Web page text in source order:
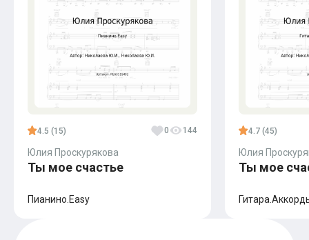
4.5 (15) 0 144
Юлия Проскурякова
Ты мое счастье
Пианино.Easy
4.7 (45)
Юлия
Ты мое